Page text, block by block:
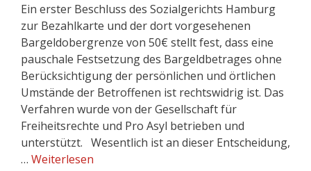
Ein erster Beschluss des Sozialgerichts Hamburg
zur Bezahlkarte und der dort vorgesehenen
Bargeldobergrenze von 50€ stellt fest, dass eine
pauschale Festsetzung des Bargeldbetrages ohne
Berücksichtigung der persönlichen und örtlichen
Umstände der Betroffenen ist rechtswidrig ist. Das
Verfahren wurde von der Gesellschaft für
Freiheitsrechte und Pro Asyl betrieben und
unterstützt. Wesentlich ist an dieser Entscheidung,
… Weiterlesen